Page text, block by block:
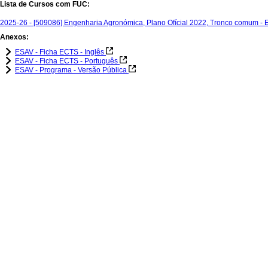
Lista de Cursos com FUC:
2025-26 - [509086] Engenharia Agronómica, Plano Ofícial 2022, Tronco comum -
Anexos:
ESAV - Ficha ECTS - Inglês
ESAV - Ficha ECTS - Português
ESAV - Programa - Versão Pública